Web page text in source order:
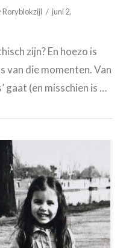
Roryblokzijl
juni 2,
zijn? En hoezo is
van die momenten. Van
gaat (en misschien is …